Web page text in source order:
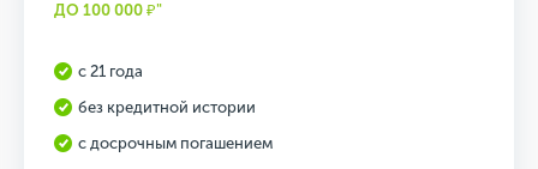
ДО 100 000 ₽"
с 21 года
без кредитной истории
с досрочным погашением